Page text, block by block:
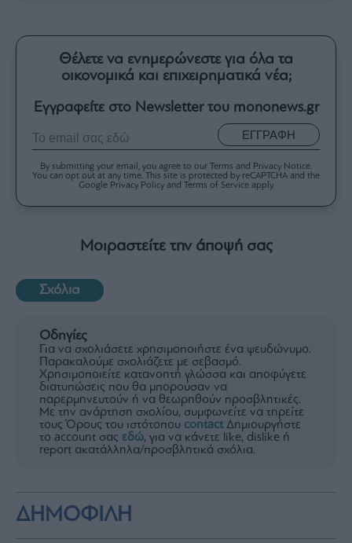
Θέλετε να ενημερώνεστε για όλα τα
οικονομικά και επιχειρηματικά νέα;
Εγγραφείτε στο Newsletter του mononews.gr
ΕΓΓΡΑΦΗ
By submitting your email, you agree to our Terms and Privacy Notice.
You can opt out at any time. This site is protected by reCAPTCHA and the
Google Privacy Policy and Terms of Service apply.
Μοιραστείτε την άποψή σας
Σχόλια
Οδηγίες
Για να σχολιάσετε χρησιμοποιήστε ένα ψευδώνυμο.
Παρακαλούμε σχολιάζετε με σεβασμό.
Χρησιμοποιείτε κατανοητή γλώσσα και αποφύγετε
διατυπώσεις που θα μπορούσαν να
παρερμηνευτούν ή να θεωρηθούν προσβλητικές.
Με την ανάρτηση σχολίου, συμφωνείτε να τηρείτε
τους Όρους του ιστότοπου contactΔημιουργήστε
το account σας εδώ, για να κάνετε like, dislike ή
report ακατάλληλα/προσβλητικά σχόλια.
ΔΗΜΟΦΙΛΗ